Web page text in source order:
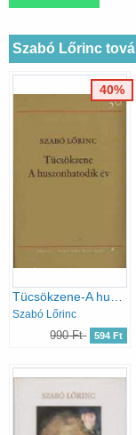
Szabó Lőrinc
Szabó Lőrinc
990 Ft 594 Ft
40%